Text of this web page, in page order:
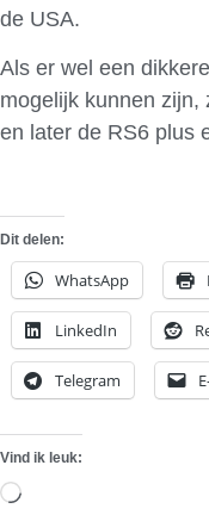
de USA.
Als er wel een
mogelijk kunnen zijn,
en later de RS6 plus
Dit delen:
WhatsApp
LinkedIn
Telegram
Vind ik leuk:
Aan